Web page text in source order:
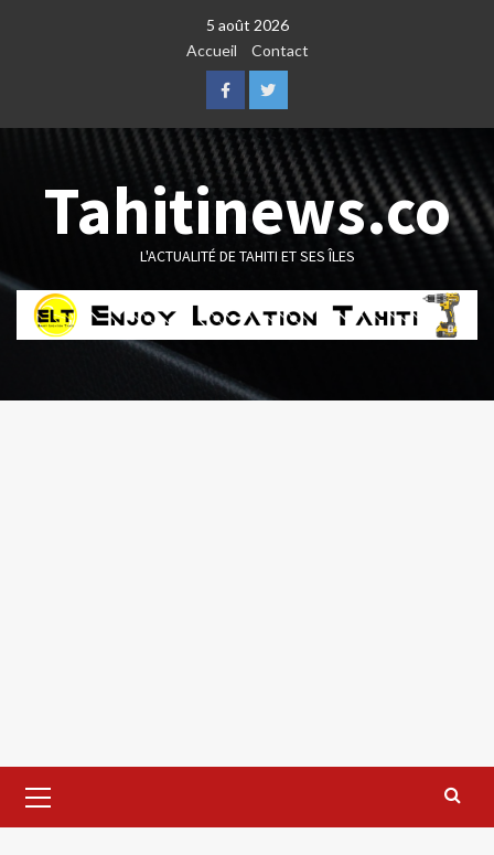
5 août 2026
Accueil
Contact
FacebookTwitter
Tahitinews.co
L'ACTUALITÉ DE TAHITI ET SES ÎLES
Menu